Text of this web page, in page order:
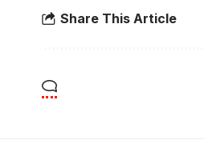
Share This Article